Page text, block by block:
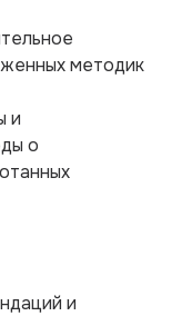
методик
и
о
и